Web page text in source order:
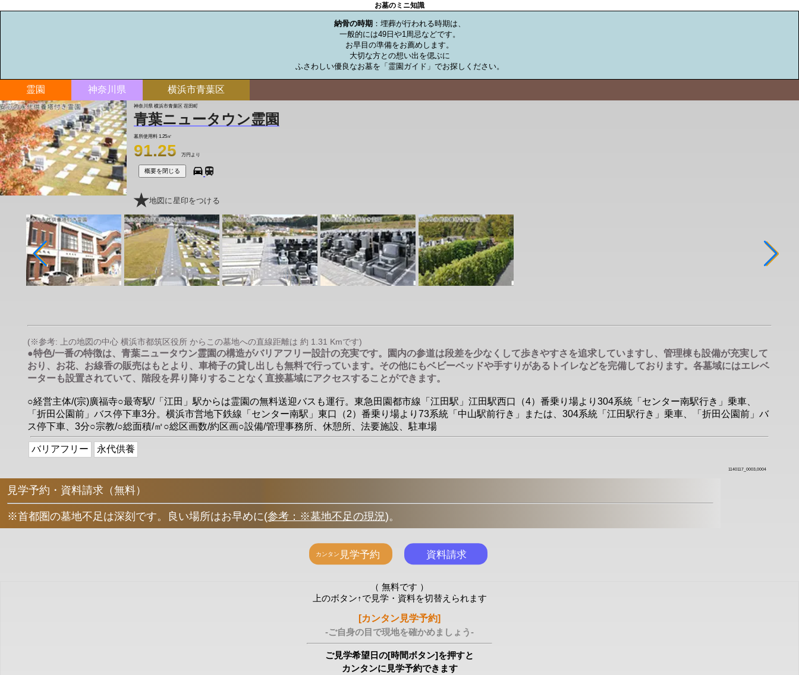
お墓のミニ知識
納骨の時期：埋葬が行われる時期は、
一般的には49日や1周忌などです。
お早目の準備をお薦めします。
大切な方との想い出を偲ぶに
ふさわしい優良なお墓を「霊園ガイド」でお探しください。
霊園 神奈川県 横浜市青葉区
神奈川県 横浜市青葉区 荏田町
青葉ニュータウン霊園
墓所使用料 1.25㎡
91.25 万円より
概要を閉じる
地図に星印をつける
(※参考: 上の地図の中心 横浜市都筑区役所 からこの墓地への直線距離は 約 1.31 Kmです)
●特色/一番の特徴は、青葉ニュータウン霊園の構造がバリアフリー設計の充実です。園内の参道は段差を少なくして歩きやすさを追求していますし、管理棟も設備が充実して
おり、お花、お線香の販売はもとより、車椅子の貸し出しも無料で行っています。その他にもベビーベッドや手すりがあるトイレなどを完備しております。各墓域にはエレベ
ーターも設置されていて、階段を昇り降りすることなく直接墓域にアクセスすることができます。
○経営主体/(宗)廣福寺○最寄駅/「江田」駅からは霊園の無料送迎バスも運行。東急田園都市線「江田駅」江田駅西口（4）番乗り場より304系統「センター南駅行き」乗車、
「折田公園前」バス停下車3分。横浜市営地下鉄線「センター南駅」東口（2）番乗り場より73系統「中山駅前行き」または、304系統「江田駅行き」乗車、「折田公園前」バ
ス停下車、3分○宗教/○総面積/㎡○総区画数/約区画○設備/管理事務所、休憩所、法要施設、駐車場
バリアフリー 永代供養
1140117_0003,0004
見学予約・資料請求（無料）
※首都圏の墓地不足は深刻です。良い場所はお早めに(参考：※墓地不足の現況)。
（ 無料です ）
上のボタン↑で見学・資料を切替えられます
[カンタン見学予約]
-ご自身の目で現地を確かめましょう-
ご見学希望日の[時間ボタン]を押すと
カンタンに見学予約できます